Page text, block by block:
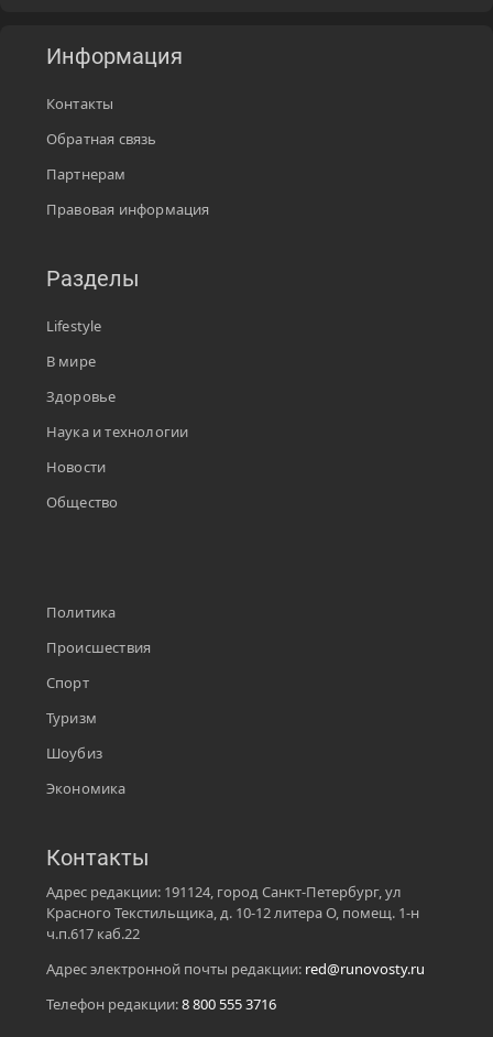
Информация
Контакты
Обратная связь
Партнерам
Правовая информация
Разделы
Lifestyle
В мире
Здоровье
Наука и технологии
Новости
Общество
Политика
Происшествия
Спорт
Туризм
Шоубиз
Экономика
Контакты
Адрес редакции: 191124, город Санкт-Петербург, ул
Красного Текстильщика, д. 10-12 литера О, помещ. 1-н
ч.п.617 каб.22
Адрес электронной почты редакции: red@runovosty.ru
Телефон редакции:8 800 555 3716